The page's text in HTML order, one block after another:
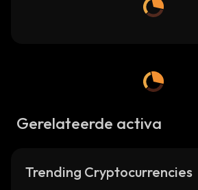
Gerelateerde activa
Trending Cryptocurrencies